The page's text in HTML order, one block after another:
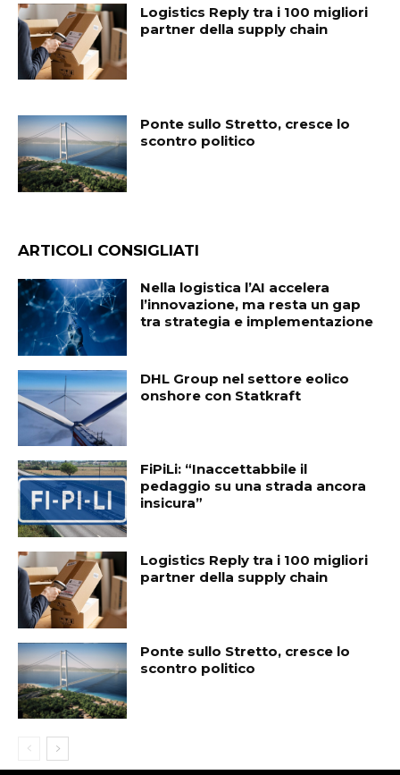
Logistics Reply tra i 100 migliori
partner della supply chain
Ponte sullo Stretto, cresce lo
scontro politico
ARTICOLI CONSIGLIATI
Nella logistica l’AI accelera
l’innovazione, ma resta un gap
tra strategia e implementazione
DHL Group nel settore eolico
onshore con Statkraft
FiPiLi: “Inaccettabbile il
pedaggio su una strada ancora
insicura”
Logistics Reply tra i 100 migliori
partner della supply chain
Ponte sullo Stretto, cresce lo
scontro politico